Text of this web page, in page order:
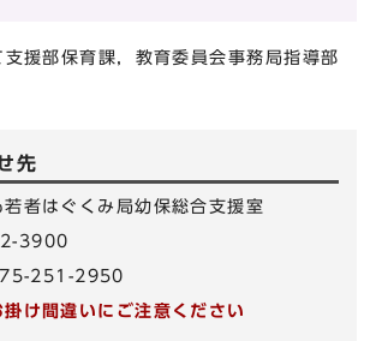
援部保育課，教育委員会事務局指導部
先
若者はぐくみ局幼保総合支援室
3900
251-2950
け間違いにご注意ください